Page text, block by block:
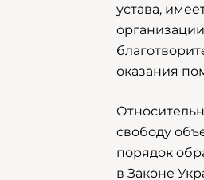
устава,
оказания
свободу
порядок
в Законе